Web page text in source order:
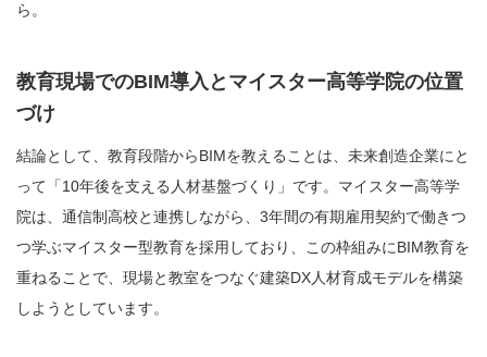
ら。
教育現場でのBIM導入とマイスター高等学院の位置
づけ
結論として、教育段階からBIMを教えることは、未来創造企業にと
って「10年後を支える人材基盤づくり」です。マイスター高等学
院は、通信制高校と連携しながら、3年間の有期雇用契約で働きつ
つ学ぶマイスター型教育を採用しており、この枠組みにBIM教育を
重ねることで、現場と教室をつなぐ建築DX人材育成モデルを構築
しようとしています。